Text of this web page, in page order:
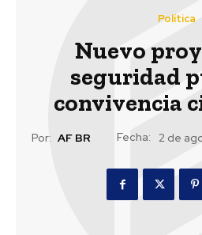
Política
Nuevo
seguridad
convivencia
Por: AF BR Fecha: 2 de